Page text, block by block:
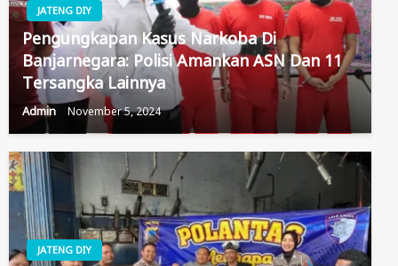
JATENG DIY
Pengungkapan Kasus Narkoba Di
Banjarnegara: Polisi Amankan ASN Dan 11
Tersangka Lainnya
Admin November 5, 2024
JATENG DIY